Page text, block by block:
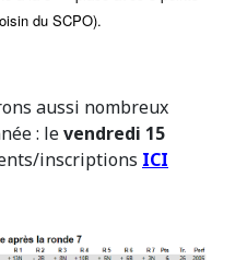
du SCPO).
aussi nombreux
: levendredi 15
inscriptions ICI